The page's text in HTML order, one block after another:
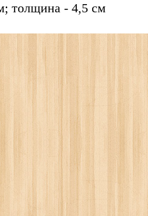
толщина - 4,5 см